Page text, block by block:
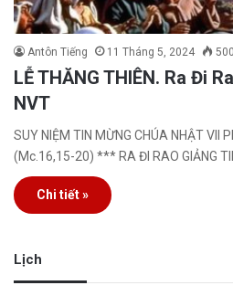
Antôn Tiếng 11 Tháng 5, 2024 500
LỄ THĂNG THIÊN. Ra Đi
NVT
SUY NIỆM TIN MỪNG CHÚA NHẬT VII
(Mc.16,15-20) *** RA ĐI RAO GIẢNG
Chi tiết »
Lịch